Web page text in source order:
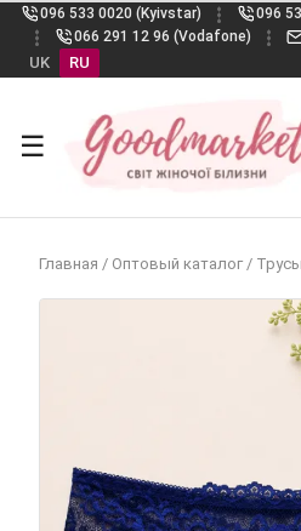
096 533 0020 (Kyivstar)
096
066 291 12 96 (Vodafone)
UK RU
☰
Главная / Оптовый каталог /